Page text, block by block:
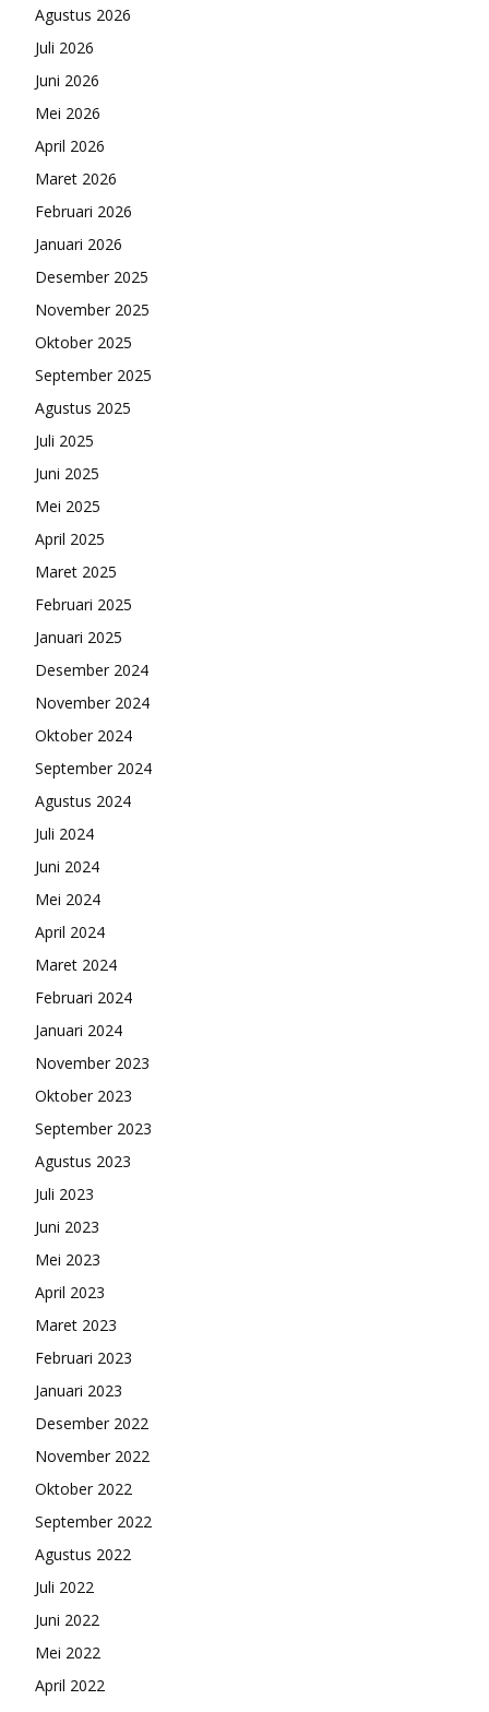
Agustus 2026
Juli 2026
Juni 2026
Mei 2026
April 2026
Maret 2026
Februari 2026
Januari 2026
Desember 2025
November 2025
Oktober 2025
September 2025
Agustus 2025
Juli 2025
Juni 2025
Mei 2025
April 2025
Maret 2025
Februari 2025
Januari 2025
Desember 2024
November 2024
Oktober 2024
September 2024
Agustus 2024
Juli 2024
Juni 2024
Mei 2024
April 2024
Maret 2024
Februari 2024
Januari 2024
November 2023
Oktober 2023
September 2023
Agustus 2023
Juli 2023
Juni 2023
Mei 2023
April 2023
Maret 2023
Februari 2023
Januari 2023
Desember 2022
November 2022
Oktober 2022
September 2022
Agustus 2022
Juli 2022
Juni 2022
Mei 2022
April 2022